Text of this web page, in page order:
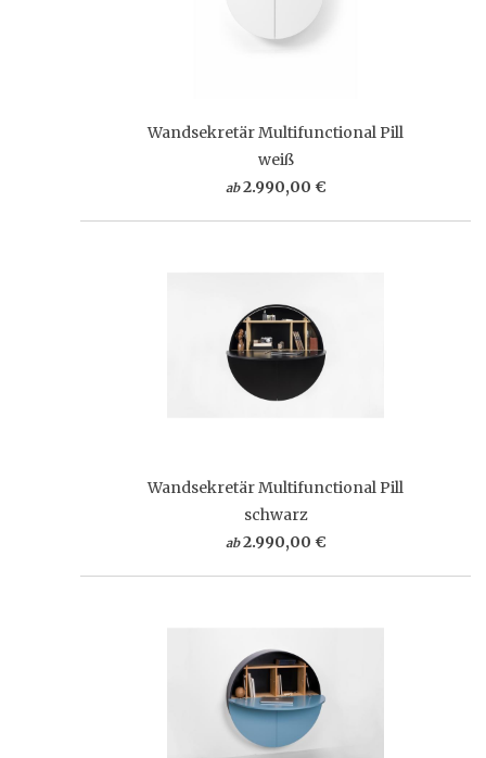
Wandsekretär Multifunctional Pill
weiß
ab 2.990,00 €
Wandsekretär Multifunctional Pill
schwarz
ab 2.990,00 €